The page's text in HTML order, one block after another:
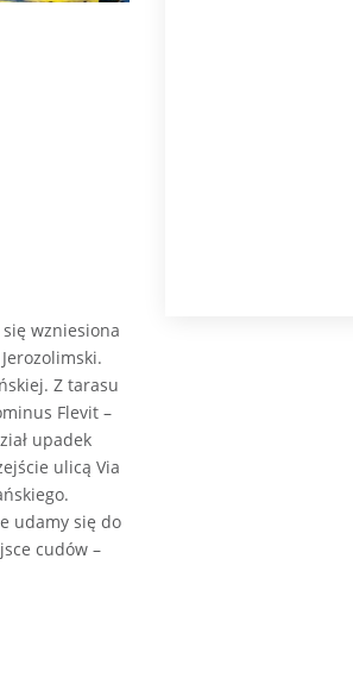
wzniesiona
Z tarasu
Flevit –
upadek
ulicą Via
udamy się do
cudów –